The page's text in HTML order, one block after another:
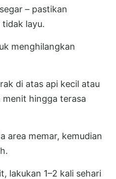
– pastikan
layu.
menghilangkan
di atas api kecil atau
menit hingga terasa
area memar, kemudian
lakukan 1–2 kali sehari